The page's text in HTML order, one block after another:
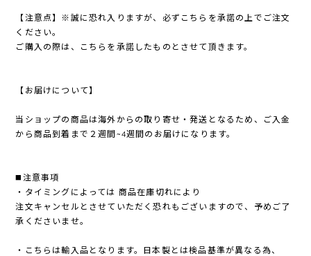
【注意点】※誠に恐れ入りますが、必ずこちらを承諾の上でご注文
ください。
ご購入の際は、こちらを承諾したものとさせて頂きます。
【お届けについて】
当ショップの商品は海外からの取り寄せ・発送となるため、ご入金
から商品到着まで２週間~4週間のお届けになります。
◼️注意事項
・タイミングによっては 商品在庫切れにより
注文キャンセルとさせていただく恐れもございますので、予めご了
承くださいませ。
・こちらは輸入品となります。日本製とは検品基準が異なる為、